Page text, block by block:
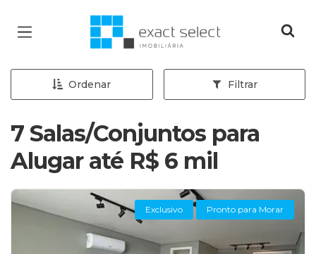
Página inicial
Ordenar Filtrar
7 Salas/Conjuntos para
Alugar até R$ 6 mil
Exclusivo Pronto para Morar